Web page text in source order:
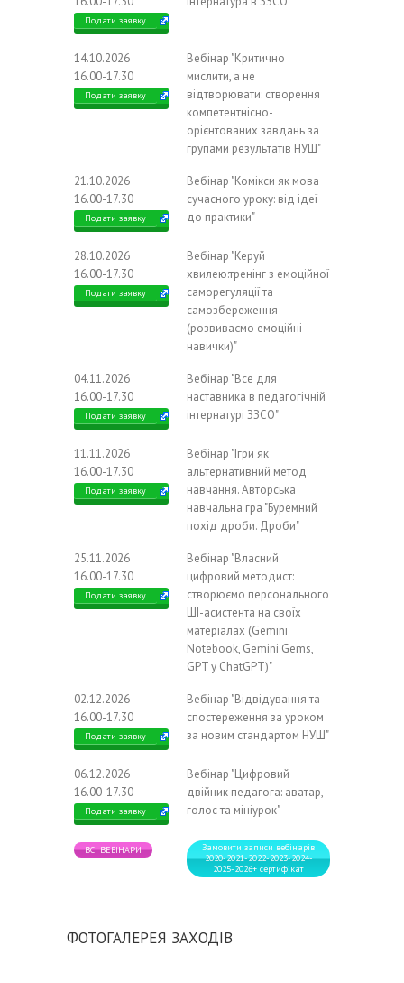
Подати заявку
14.10.2026
16.00-17.30
Подати заявку
Вебінар "Критично
мислити, а не
відтворювати: створення
компетентнісно-
орієнтованих завдань за
групами результатів НУШ"
21.10.2026
16.00-17.30
Подати заявку
Вебінар "Комікси як мова
сучасного уроку: від ідеї
до практики"
28.10.2026
16.00-17.30
Подати заявку
Вебінар "Керуй
хвилею:тренінг з емоційної
саморегуляції та
самозбереження
(розвиваємо емоційні
навички)"
04.11.2026
16.00-17.30
Подати заявку
Вебінар "Все для
наставника в педагогічній
інтернатурі ЗЗСО"
11.11.2026
16.00-17.30
Подати заявку
Вебінар "Ігри як
альтернативний метод
навчання. Авторська
навчальна гра "Буремний
похід дроби. Дроби"
25.11.2026
16.00-17.30
Подати заявку
Вебінар "Власний
цифровий методист:
створюємо персонального
ШІ-асистента на своїх
матеріалах (Gemini
Notebook, Gemini Gems,
GPT у ChatGPT)"
02.12.2026
16.00-17.30
Подати заявку
Вебінар "Відвідування та
спостереження за уроком
за новим стандартом НУШ"
06.12.2026
16.00-17.30
Подати заявку
Вебінар "Цифровий
двійник педагога: аватар,
голос та мініурок"
ВСІ ВЕБІНАРИ
Замовити записи вебінарів
2020-2021-2022-2023-2024-
2025-2026+ сертифікат
ФОТОГАЛЕРЕЯ ЗАХОДІВ